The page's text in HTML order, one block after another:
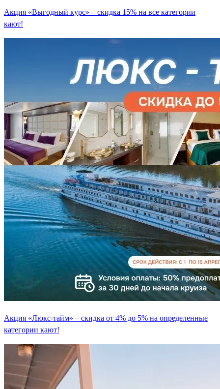
Акция «Выгодный курс» – скидка 15% на все категории
кают!
Акция «Люкс-тайм» – скидка от 4% до 5% на определенные
категории кают!